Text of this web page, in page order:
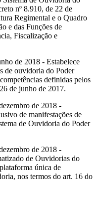
nº 8.910, de 22 de
Regimental e o Quadro
e das Funções de
Fiscalização e
de 2018 - Estabelece
de ouvidoria do Poder
definidas pelos
de junho de 2017.
de 2018 -
de manifestações de
de Ouvidoria do Poder
de 2018 -
de Ouvidorias do
única de
nos termos do art. 16 do